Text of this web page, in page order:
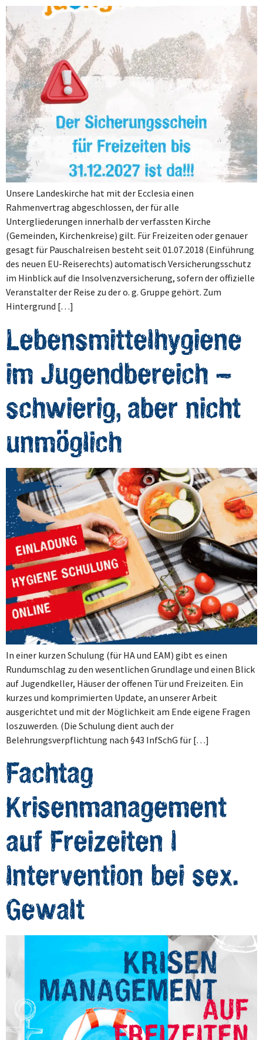
Unsere Landeskirche hat mit der Ecclesia einen
Rahmenvertrag abgeschlossen, der für alle
Untergliederungen innerhalb der verfassten Kirche
(Gemeinden, Kirchenkreise) gilt. Für Freizeiten oder genauer
gesagt für Pauschalreisen besteht seit 01.07.2018 (Einführung
des neuen EU-Reiserechts) automatisch Versicherungsschutz
im Hinblick auf die Insolvenzversicherung, sofern der offizielle
Veranstalter der Reise zu der o. g. Gruppe gehört. Zum
Hintergrund […]
Lebensmittelhygiene
im Jugendbereich –
schwierig, aber nicht
unmöglich
In einer kurzen Schulung (für HA und EAM) gibt es einen
Rundumschlag zu den wesentlichen Grundlage und einen Blick
auf Jugendkeller, Häuser der offenen Tür und Freizeiten. Ein
kurzes und komprimierten Update, an unserer Arbeit
ausgerichtet und mit der Möglichkeit am Ende eigene Fragen
loszuwerden. (Die Schulung dient auch der
Belehrungsverpflichtung nach §43 InfSchG für […]
Fachtag
Krisenmanagement
auf Freizeiten |
Intervention bei sex.
Gewalt